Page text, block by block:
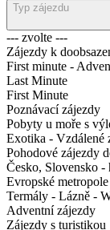
Typ zájezdu
--- zvolte ---
Zájezdy k
First minute -
Last Minute
First Minute
Poznávací zájezdy
Pobyty u moře s
Exotika - Vzdálené
Pohodové zájezdy
Česko, Slovensko -
Evropské metropole
Termály - Lázně -
Adventní zájezdy
Zájezdy s turistikou